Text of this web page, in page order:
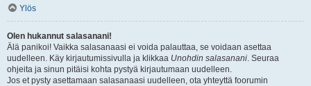
Ylös
Olen hukannut salasanani!
Älä panikoi! Vaikka salasanaasi ei voida palauttaa, se voidaan asettaa
uudelleen. Käy kirjautumissivulla ja klikkaa Unohdin salasanani. Seuraa
ohjeita ja sinun pitäisi kohta pystyä kirjautumaan uudelleen.
Jos et pysty asettamaan salasanaasi uudelleen, ota yhteyttä foorumin